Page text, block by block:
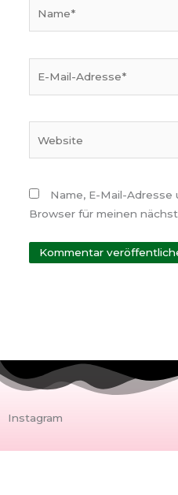
Name, E-Mail-
Browser für meinen
Instagram